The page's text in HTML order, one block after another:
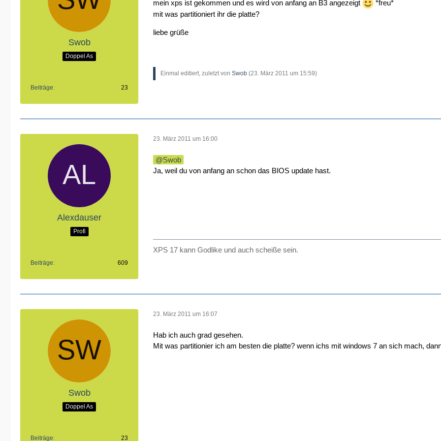
Swob
Doppel As
Beiträge 23
mein xps ist gekommen und es wird von anfang an B3 angezeigt
*freu*
mit was partitioniert ihr die platte?
liebe grüße
Einmal editiert, zuletzt von Swob (23. März 2011 um 15:59)
Alexdauser
Profi
Beiträge 609
23. März 2011 um 16:00
Swob
Ja, weil du von anfang an schon das BIOS update hast.
XPS 17 kann Godlike und auch scheiße sein.
Swob
Doppel As
Beiträge 23
23. März 2011 um 16:07
Hab ich auch grad gesehen.
Mit was partitionier ich am besten die platte? wenn ichs mit windows 7 an sich mach,